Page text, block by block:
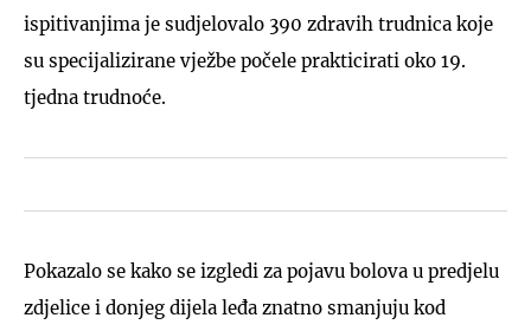
ispitivanjima je sudjelovalo 390 zdravih trudnica koje
su specijalizirane vježbe počele prakticirati oko 19.
tjedna trudnoće.
Pokazalo se kako se izgledi za pojavu bolova u predjelu
zdjelice i donjeg dijela leđa znatno smanjuju kod